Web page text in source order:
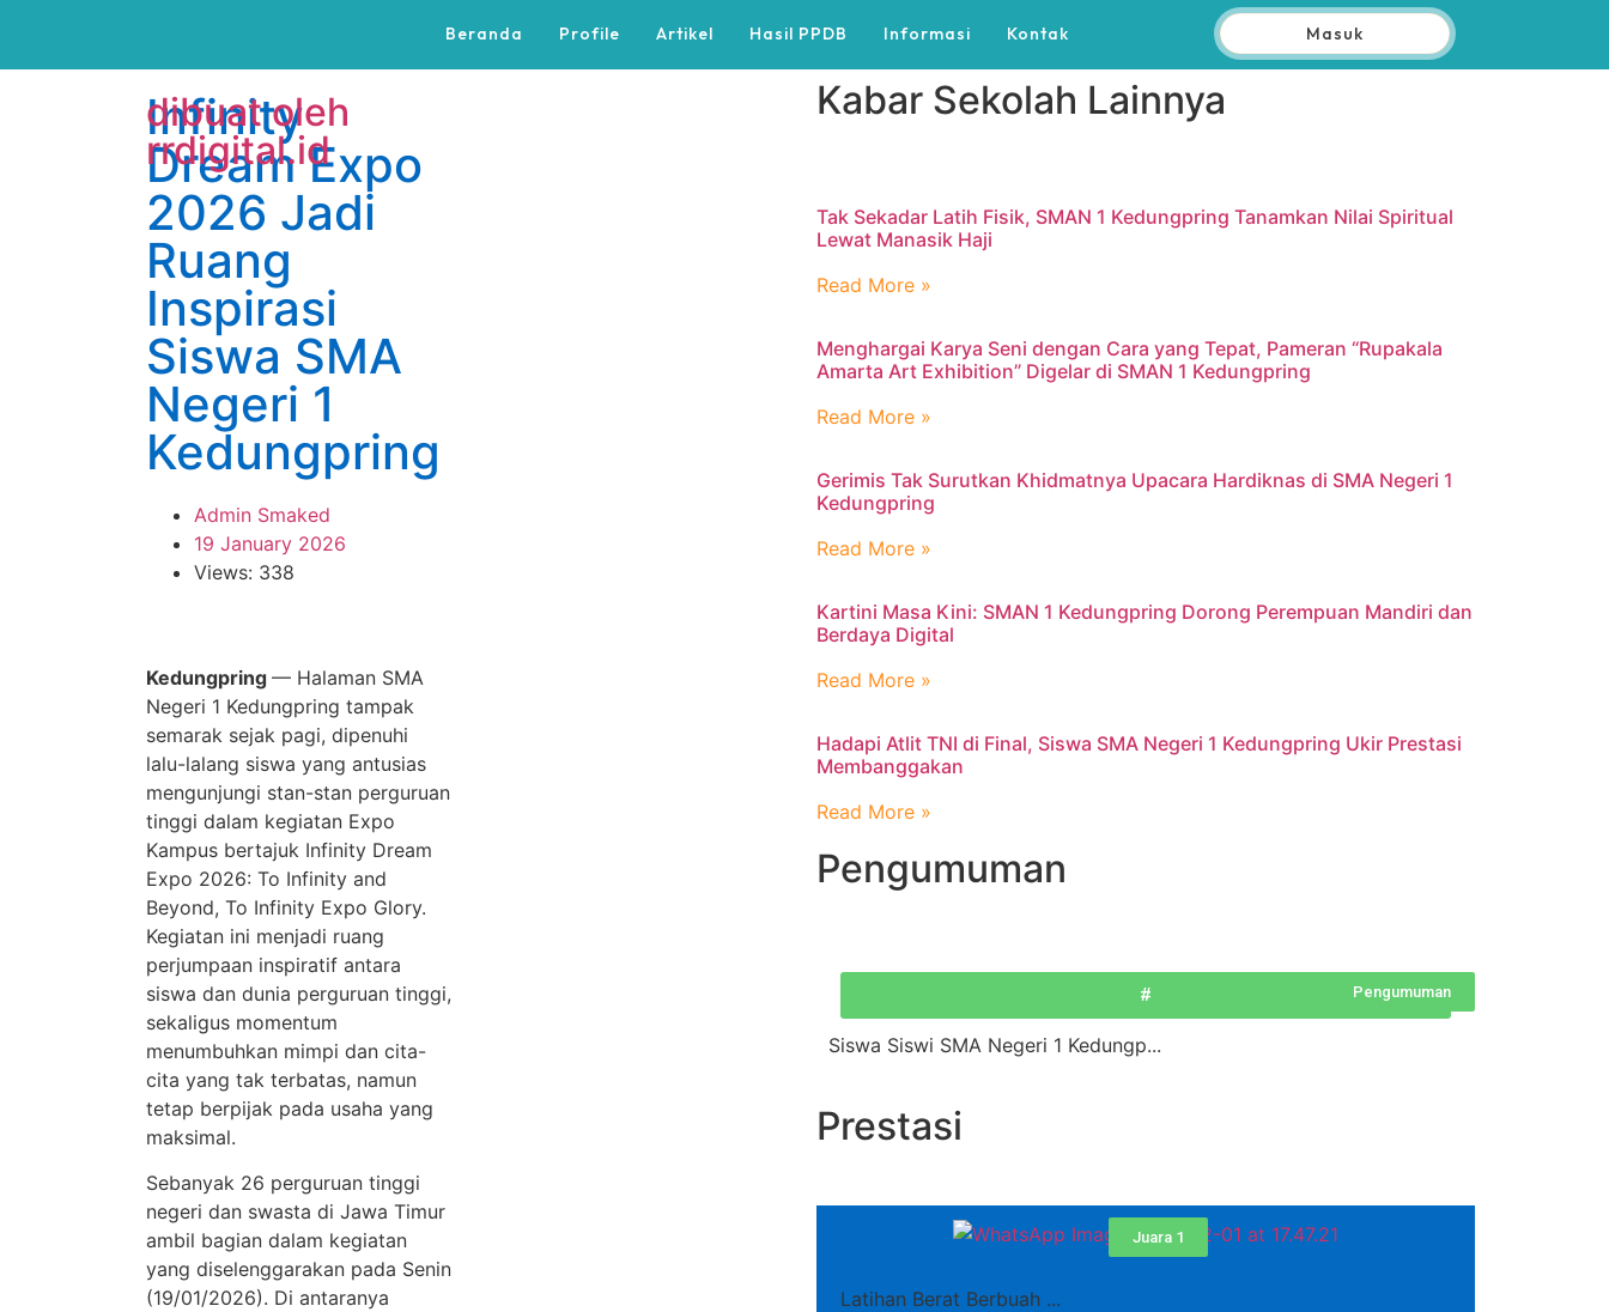
Beranda Profile Artikel Hasil PPDB Informasi Kontak Masuk
Infinity
Dream Expo
2026 Jadi
Ruang
Inspirasi
Siswa SMA
Negeri 1
Kedungpring
Admin Smaked
19 January 2026
Views: 338
Kedungpring — Halaman SMA
Negeri 1 Kedungpring tampak
semarak sejak pagi, dipenuhi
lalu-lalang siswa yang antusias
mengunjungi stan-stan perguruan
tinggi dalam kegiatan Expo
Kampus bertajuk Infinity Dream
Expo 2026: To Infinity and
Beyond, To Infinity Expo Glory.
Kegiatan ini menjadi ruang
perjumpaan inspiratif antara
siswa dan dunia perguruan tinggi,
sekaligus momentum
menumbuhkan mimpi dan cita-
cita yang tak terbatas, namun
tetap berpijak pada usaha yang
maksimal.
Sebanyak 26 perguruan tinggi
negeri dan swasta di Jawa Timur
ambil bagian dalam kegiatan
yang diselenggarakan pada Senin
(19/01/2026). Di antaranya
dibuat oleh
rrdigital.id
Kabar Sekolah Lainnya
Tak Sekadar Latih Fisik, SMAN 1 Kedungpring Tanamkan Nilai Spiritual
Lewat Manasik Haji
Read More »
Menghargai Karya Seni dengan Cara yang Tepat, Pameran “Rupakala
Amarta Art Exhibition” Digelar di SMAN 1 Kedungpring
Read More »
Gerimis Tak Surutkan Khidmatnya Upacara Hardiknas di SMA Negeri 1
Kedungpring
Read More »
Kartini Masa Kini: SMAN 1 Kedungpring Dorong Perempuan Mandiri dan
Berdaya Digital
Read More »
Hadapi Atlit TNI di Final, Siswa SMA Negeri 1 Kedungpring Ukir Prestasi
Membanggakan
Read More »
Pengumuman
Pengumuman
#
Siswa Siswi SMA Negeri 1 Kedungp...
Prestasi
Juara 1
Latihan Berat Berbuah ...